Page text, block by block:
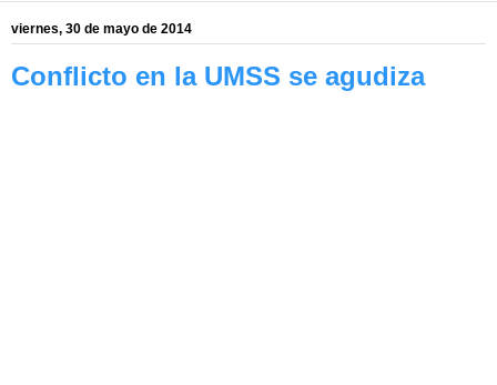
viernes, 30 de mayo de 2014
Conflicto en la UMSS se agudiza